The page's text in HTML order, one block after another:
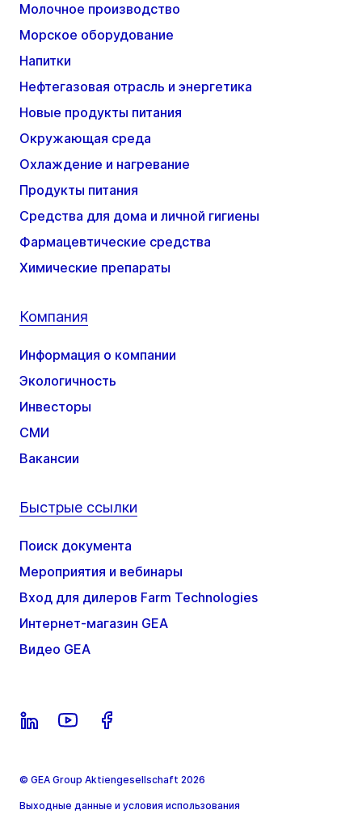
Молочное производство
Морское оборудование
Напитки
Нефтегазовая отрасль и энергетика
Новые продукты питания
Окружающая среда
Охлаждение и нагревание
Продукты питания
Средства для дома и личной гигиены
Фармацевтические средства
Химические препараты
Компания
Информация о компании
Экологичность
Инвесторы
СМИ
Вакансии
Быстрые ссылки
Поиск документа
Мероприятия и вебинары
Вход для дилеров Farm Technologies
Интернет-магазин GEA
Видео GEA
© GEA Group Aktiengesellschaft 2026
Выходные данные и условия использования